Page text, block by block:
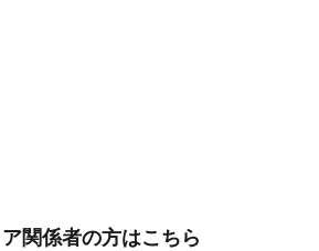
関係者の方はこちら